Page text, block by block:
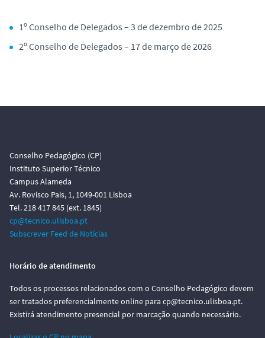
1º Conselho de Delegados – 3 de dezembro de 2025
2º Conselho de Delegados – 17 de março de 2026
Conselho Pedagógico (CP)
Instituto Superior Técnico
Campus Alameda
Av. Rovisco Pais, 1, 1049-001 Lisboa
Tel. 218 417 845 (ext. 1845)
cp@tecnico.ulisboa.pt
Subscrever Feed de Notícias
Horário de atendimento
Todos os processos relacionados com o Conselho Pedagógico devem
ser tratados preferencialmente online para cp@tecnico.ulisboa.pt.
Existirá atendimento presencial por marcação quando necessário.